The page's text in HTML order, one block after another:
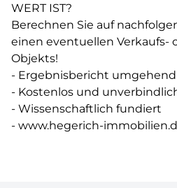
WERT IST?
Berechnen Sie auf
einen eventuellen Verkaufs-
Objekts!
- Ergebnisbericht umgehend
- Kostenlos und
- Wissenschaftlich fundiert
- www.hegerich-